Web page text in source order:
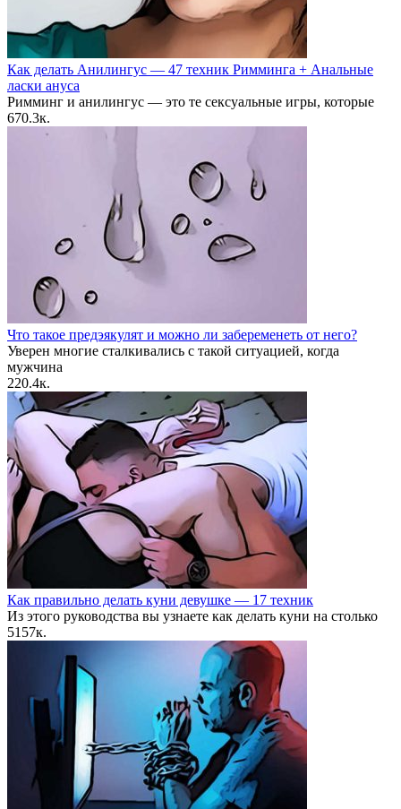
Как делать Анилингус — 47 техник Римминга + Анальные
ласки ануса
Римминг и анилингус — это те сексуальные игры, которые
670.3к.
Что такое предэякулят и можно ли забеременеть от него?
Уверен многие сталкивались с такой ситуацией, когда
мужчина
220.4к.
Как правильно делать куни девушке — 17 техник
Из этого руководства вы узнаете как делать куни на столько
5157к.